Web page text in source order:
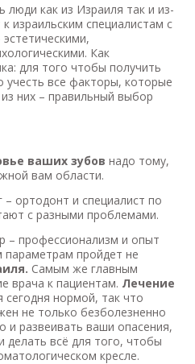
люди как из Израиля так и из-
израильским специалистам с
Как
для того чтобы получить
учесть все факторы, которые
них – правильный выбор
ваших зубов надо тому,
вам области.
ортодонт и специалист по
с разными проблемами.
профессионализм и опыт
параметрам пройдет не
Самым же главным
врача к пациентам. Лечение
сегодня нормой, так что
не только безболезненно
и развеивать ваши опасения,
делать всё для того, чтобы
кресле.